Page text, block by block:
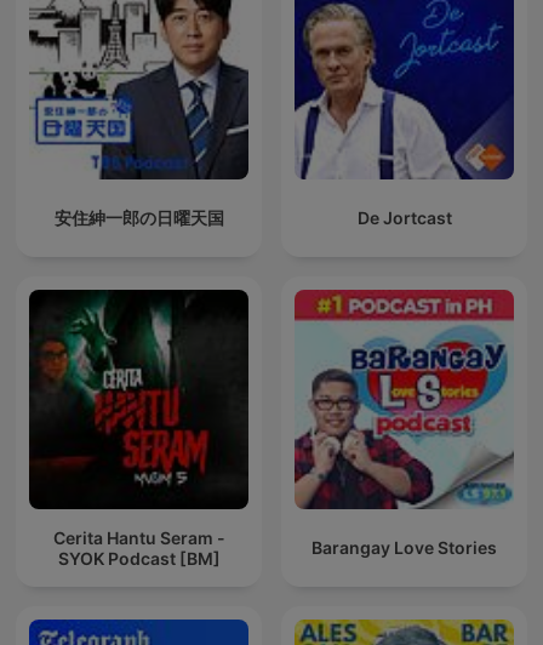
安住紳一郎の日曜天国 De Jortcast
Cerita Hantu Seram -
SYOK Podcast [BM]
Barangay Love Stories